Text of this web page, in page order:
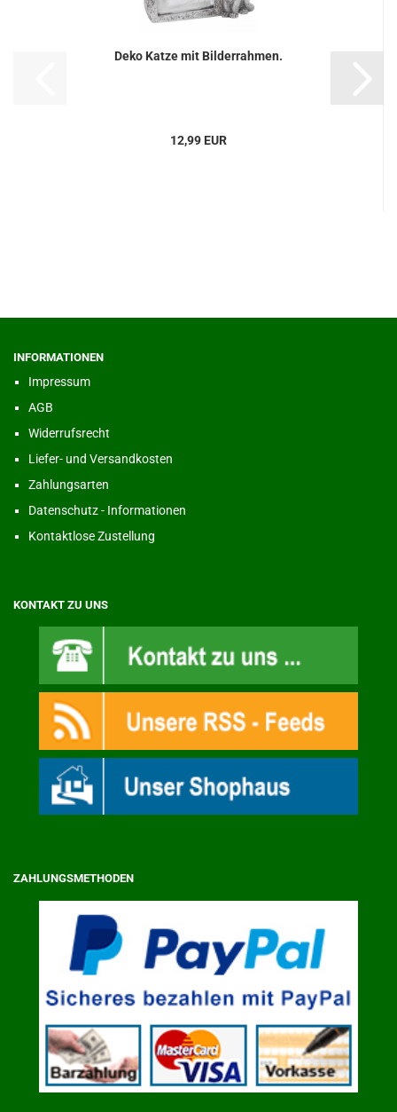
Deko Katze mit Bilderrahmen.
12,99 EUR
INFORMATIONEN
Impressum
AGB
Widerrufsrecht
Liefer- und Versandkosten
Zahlungsarten
Datenschutz - Informationen
Kontaktlose Zustellung
KONTAKT ZU UNS
ZAHLUNGSMETHODEN